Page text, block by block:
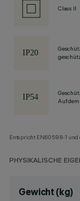
Class II
Auf
Entspricht EN60598-1 und
PHYSIKALISCHE
Gewicht (kg)